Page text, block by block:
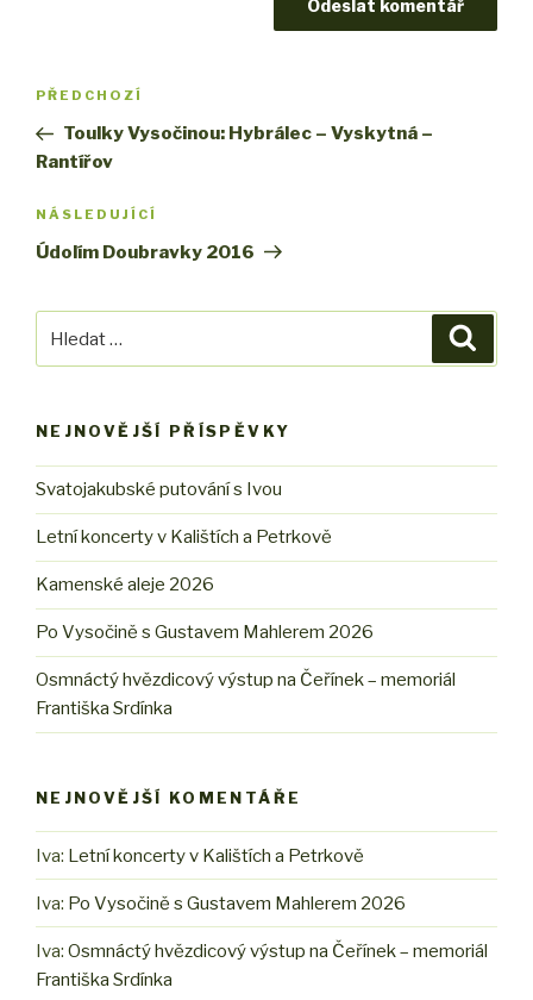
Navigace
příspěvek
Předchozí
příspěvek
PŘEDCHOZÍ
Toulky Vysočinou: Hybrálec – Vyskytná –
Rantířov
Následující
příspěvek
NÁSLEDUJÍCÍ
Údolím Doubravky 2016
NEJNOVĚJŠÍ PŘÍSPĚVKY
Svatojakubské putování s Ivou
Letní koncerty v Kalištích a Petrkově
Kamenské aleje 2026
Po Vysočině s Gustavem Mahlerem 2026
Osmnáctý hvězdicový výstup na Čeřínek – memoriál
Františka Srdínka
NEJNOVĚJŠÍ KOMENTÁŘE
Iva: Letní koncerty v Kalištích a Petrkově
Iva: Po Vysočině s Gustavem Mahlerem 2026
Iva: Osmnáctý hvězdicový výstup na Čeřínek – memoriál
Františka Srdínka